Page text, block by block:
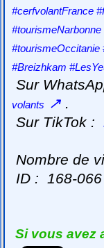
#cerfvolantFrance
#tourismeOccitanie
#Breizhkam
Sur
volants ↗ .
Sur TikTok :
Nombre de
ID : 168-066
Si vous avez